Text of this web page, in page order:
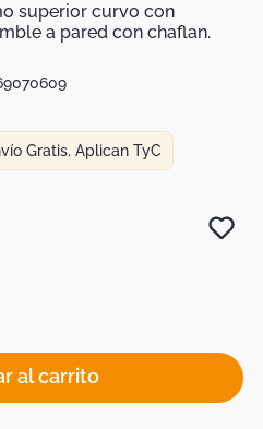
superior curvo con
a pared con chaflan.
Gratis. Aplican TyC
al carrito